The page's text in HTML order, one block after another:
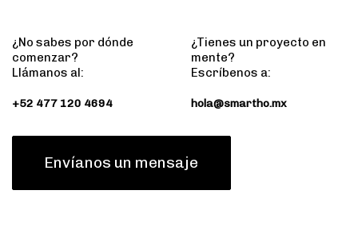
¿No sabes por dónde
comenzar?
Llámanos al:
+52 477 120 4694
¿Tienes un proyecto en
mente?
Escríbenos a:
hola@smartho.mx
Envíanos un mensaje